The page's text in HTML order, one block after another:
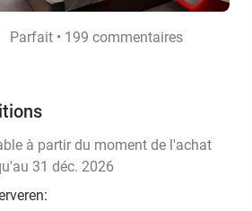
Parfait • 199 commentaires
à partir du moment de l'achat
31 déc. 2026